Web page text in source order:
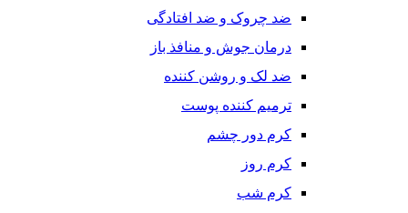
ضد چروک و ضد افتادگی
درمان جوش و منافذ باز
ضد لک و روشن کننده
ترمیم کننده پوست
کرم دور چشم
کرم روز
کرم شب